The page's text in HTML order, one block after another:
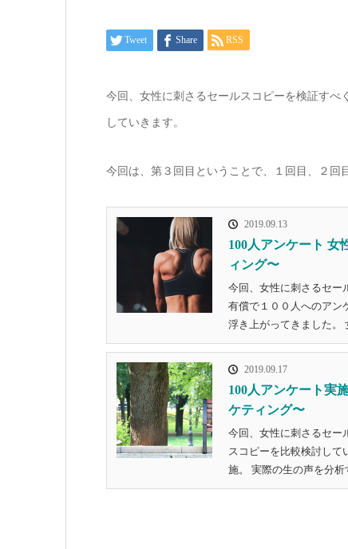
Tweet Share RSS
今回、女性に刺さるセールスコピーを検証す
していきます。
今回は、第３回目ということで、１回目、２回
2019.09.13
100人アンケート 女
ィング〜
今回、女性に刺さるセー
有償で１００人へのアン
浮き上がってきました。
2019.09.17
100人アンケート実
ケティング〜
今回、女性に刺さるセー
スコピーを比較検討して
施。 実際の生の声を分